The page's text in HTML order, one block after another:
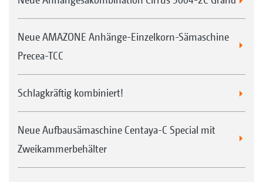
Neue AMAZONE Anhänge-Einzelkorn-Sämaschine
Precea-TCC
Schlagkräftig kombiniert!
Neue Aufbausämaschine Centaya-C Special mit
Zweikammerbehälter